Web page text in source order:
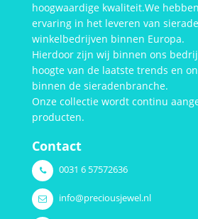
hoogwaardige kwaliteit.We
ervaring in het leveren van
winkelbedrijven binnen Europa.
Hierdoor zijn wij binnen ons
hoogte van de laatste trends en
binnen de sieradenbranche.
Onze collectie wordt continu
producten.
Contact
0031 6 57572636
info@preciousjewel.nl